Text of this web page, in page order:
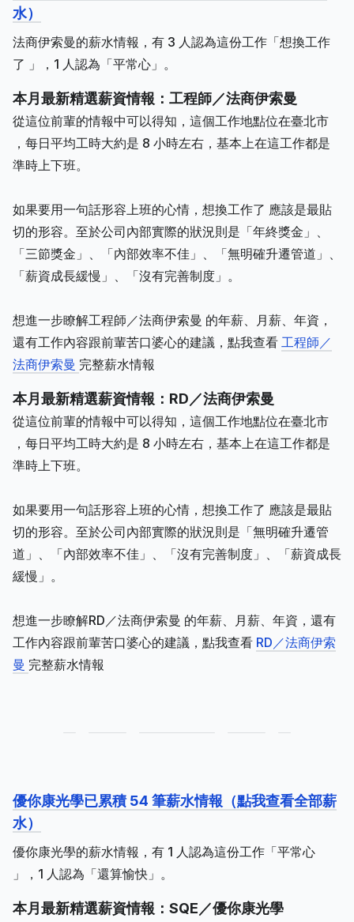
水）
法商伊索曼的薪水情報，有 3 人認為這份工作「想換工作
了 」，1 人認為「平常心」。
本月最新精選薪資情報：工程師／法商伊索曼
從這位前輩的情報中可以得知，這個工作地點位在臺北市
，每日平均工時大約是 8 小時左右，基本上在這工作都是
準時上下班。
如果要用一句話形容上班的心情，想換工作了 應該是最貼
切的形容。至於公司內部實際的狀況則是「年終獎金」、
「三節獎金」、「內部效率不佳」、「無明確升遷管道」、
「薪資成長緩慢」、「沒有完善制度」。
想進一步瞭解工程師／法商伊索曼 的年薪、月薪、年資，
還有工作內容跟前輩苦口婆心的建議，點我查看 工程師／
法商伊索曼 完整薪水情報
本月最新精選薪資情報：RD／法商伊索曼
從這位前輩的情報中可以得知，這個工作地點位在臺北市
，每日平均工時大約是 8 小時左右，基本上在這工作都是
準時上下班。
如果要用一句話形容上班的心情，想換工作了 應該是最貼
切的形容。至於公司內部實際的狀況則是「無明確升遷管
道」、「內部效率不佳」、「沒有完善制度」、「薪資成長
緩慢」。
想進一步瞭解RD／法商伊索曼 的年薪、月薪、年資，還有
工作內容跟前輩苦口婆心的建議，點我查看 RD／法商伊索
曼 完整薪水情報
優你康光學已累積 54 筆薪水情報（點我查看全部薪
水）
優你康光學的薪水情報，有 1 人認為這份工作「平常心
」，1 人認為「還算愉快」。
本月最新精選薪資情報：SQE／優你康光學